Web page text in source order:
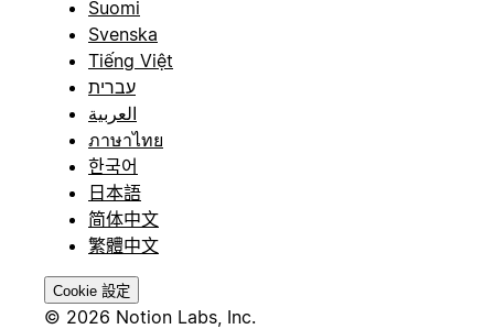
Suomi
Svenska
Tiếng Việt
עברית
العربية
ภาษาไทย
한국어
日本語
简体中文
繁體中文
Cookie 設定
© 2026 Notion Labs, Inc.